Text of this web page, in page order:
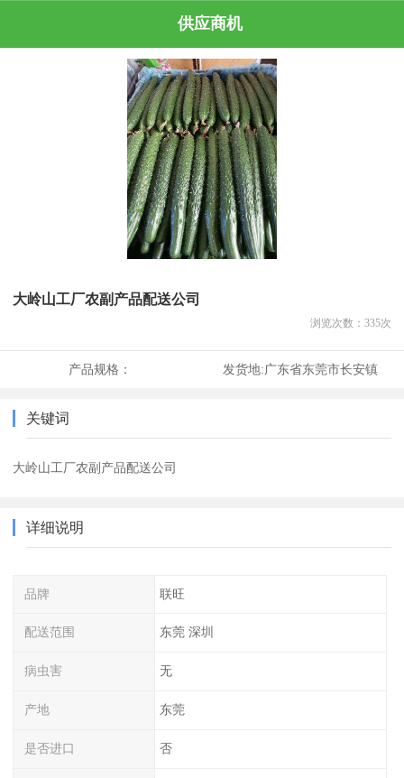
供应商机
大岭山工厂农副产品配送公司
浏览次数： 335次
产品规格： 发货地:广东省东莞市长安镇
关键词
大岭山工厂农副产品配送公司
详细说明
品牌 联旺
配送范围 东莞 深圳
病虫害 无
产地 东莞
是否进口 否